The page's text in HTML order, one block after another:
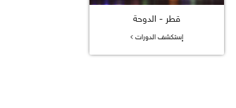
قطر - الدوحة
إستكشف الدورات